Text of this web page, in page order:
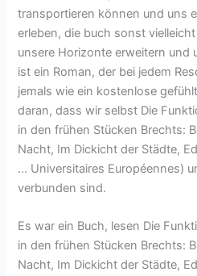
transportieren können und uns
erleben, die buch sonst
unsere Horizonte erweitern und
ist ein Roman, der bei jedem
jemals wie ein kostenlose
daran, dass wir selbst Die
in den frühen Stücken Brechts:
Nacht, Im Dickicht der Städte,
… Universitaires Européennes)
verbunden sind.
Es war ein Buch, lesen Die
in den frühen Stücken Brechts:
Nacht, Im Dickicht der Städte,